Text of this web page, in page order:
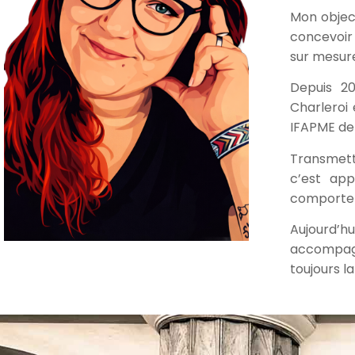
Mon
sur
Depuis
Charleroi
IFAPME
c’est
toujours